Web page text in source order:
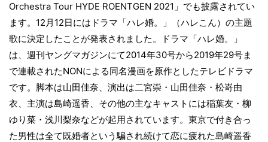
Orchestra Tour HYDE ROENTGEN 2021」でも披露されてい
ます。12月12日にはドラマ「ハレ婚。」（ハレこん）の主題
歌に決定したことが発表されました。ドラマ「ハレ婚。」
は、週刊ヤングマガジンにて2014年30号から2019年29号ま
で連載されたNONによる同名漫画を原作としたテレビドラマ
です。脚本は山田佳奈、演出は二宮崇・山田佳奈・松嵜由
衣、主演は島崎遥香、その他の主なキャストには稲葉友・柳
ゆり菜・浅川梨奈などが起用されています。東京で付き合っ
た男性は全て既婚者という騙され続けて恋に疲れた島崎遥香